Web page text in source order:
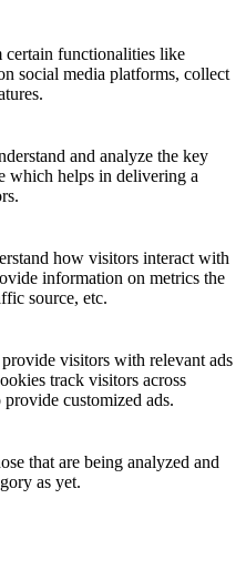
certain functionalities like
social media platforms, collect
and analyze the key
which helps in delivering a
how visitors interact with
information on metrics the
source, etc.
visitors with relevant ads
track visitors across
customized ads.
that are being analyzed and
as yet.